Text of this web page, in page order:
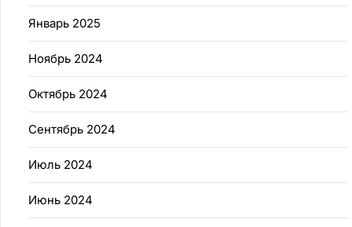
Январь 2025
Ноябрь 2024
Октябрь 2024
Сентябрь 2024
Июль 2024
Июнь 2024